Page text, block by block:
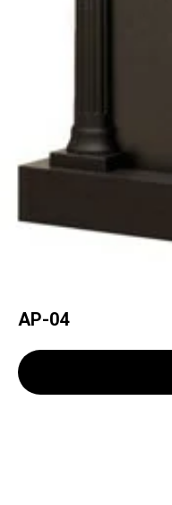
АР-04